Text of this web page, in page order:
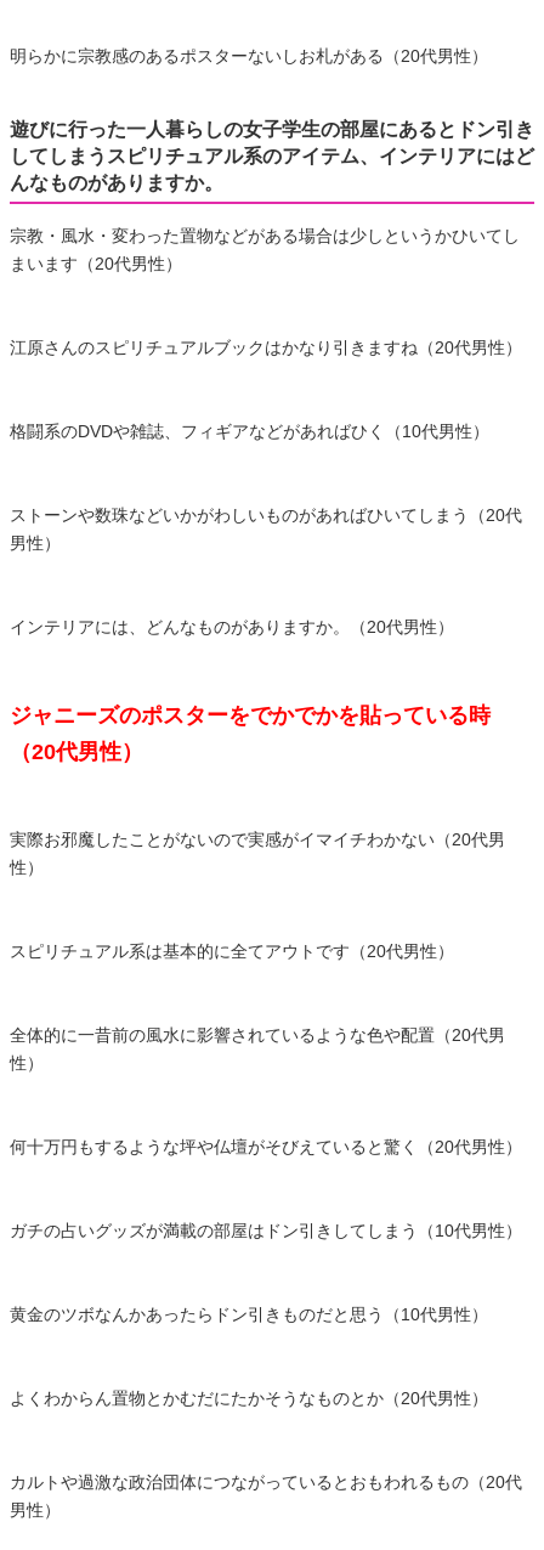
明らかに宗教感のあるポスターないしお札がある（20代男性）
遊びに行った一人暮らしの女子学生の部屋にあるとドン引き
してしまうスピリチュアル系のアイテム、インテリアにはど
んなものがありますか。
宗教・風水・変わった置物などがある場合は少しというかひいてし
まいます（20代男性）
江原さんのスピリチュアルブックはかなり引きますね（20代男性）
格闘系のDVDや雑誌、フィギアなどがあればひく（10代男性）
ストーンや数珠などいかがわしいものがあればひいてしまう（20代
男性）
インテリアには、どんなものがありますか。（20代男性）
ジャニーズのポスターをでかでかを貼っている時
（20代男性）
実際お邪魔したことがないので実感がイマイチわかない（20代男
性）
スピリチュアル系は基本的に全てアウトです（20代男性）
全体的に一昔前の風水に影響されているような色や配置（20代男
性）
何十万円もするような坪や仏壇がそびえていると驚く（20代男性）
ガチの占いグッズが満載の部屋はドン引きしてしまう（10代男性）
黄金のツボなんかあったらドン引きものだと思う（10代男性）
よくわからん置物とかむだにたかそうなものとか（20代男性）
カルトや過激な政治団体につながっているとおもわれるもの（20代
男性）